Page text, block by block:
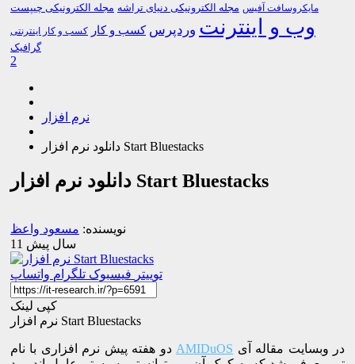
مایکروسافت آفیس مجله الکترونیکی دنیای تراشه مجله الکترونیکی چیپست
وب و اینترنت وردپرس کسب و کار کسب و کار اینترنتی
گرافیک
2
نرم افزار
دانلود نرم افزار Start Bluestacks
دانلود نرم افزار Start Bluestacks
نویسنده: مسعود واعظ
11 سال پیش
توییتر فیسبوک تلگرام واتساپ
کپی لینک
نرم افزار Start Bluestacks
دو هفته پیش نرم افزاری با نامAMIDuOS